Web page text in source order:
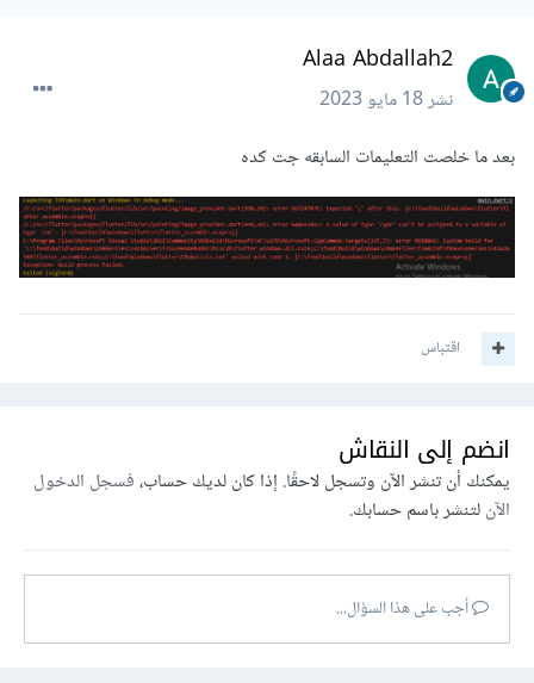
Alaa Abdallah2
نشر18 مايو 2023
بعد ما خلصت التعليمات السابقه جت كده
اقتباس
انضم إلى النقاش
يمكنك أن تنشر الآن وتسجل لاحقًا. إذا كان لديك حساب،فسجل الدخول
الآنلتنشر باسم حسابك.
أجب على هذا السؤال...